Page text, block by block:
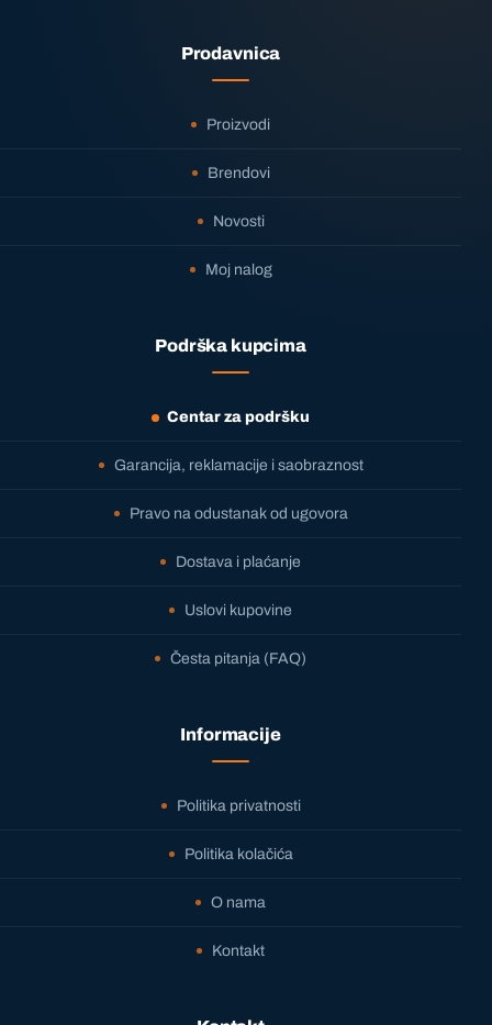
Prodavnica
Proizvodi
Brendovi
Novosti
Moj nalog
Podrška kupcima
Centar za podršku
Garancija, reklamacije i saobraznost
Pravo na odustanak od ugovora
Dostava i plaćanje
Uslovi kupovine
Česta pitanja (FAQ)
Informacije
Politika privatnosti
Politika kolačića
O nama
Kontakt